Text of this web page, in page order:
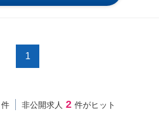
1
件 非公開求人 2 件がヒット